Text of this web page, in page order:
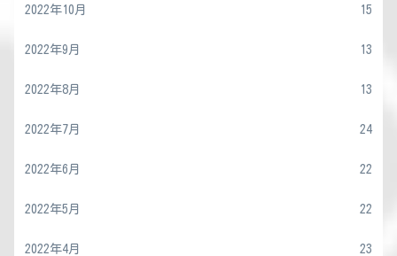
2022年10月 15
2022年9月 13
2022年8月 13
2022年7月 24
2022年6月 22
2022年5月 22
2022年4月 23